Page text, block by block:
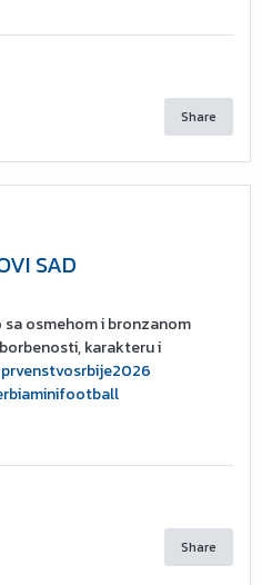
Share
SAD
osmehom i bronzanom
karakteru i
prvenstvosrbije2026
Share